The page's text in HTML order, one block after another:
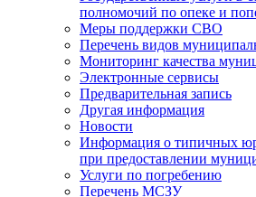
полномочий по опеке и
Меры поддержки СВО
Перечень видов
Мониторинг качества
Электронные сервисы
Предварительная запись
Другая информация
Новости
Информация о типичных
при предоставлении
Услуги по погребению
Перечень МСЗУ